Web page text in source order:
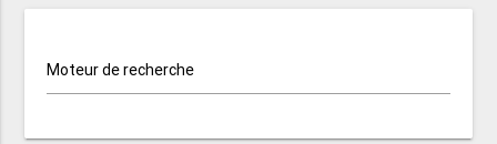
Moteur de recherche